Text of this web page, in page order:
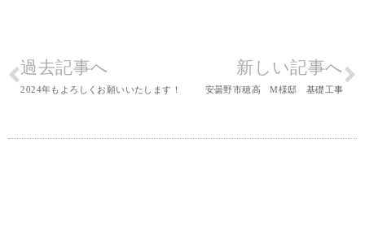
過去記事へ
2024年もよろしくお願いいたします！
新しい記事へ
安曇野市穂高 M様邸 基礎工事